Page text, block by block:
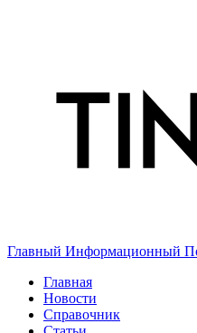
Главный Информационный
Главная
Новости
Справочник